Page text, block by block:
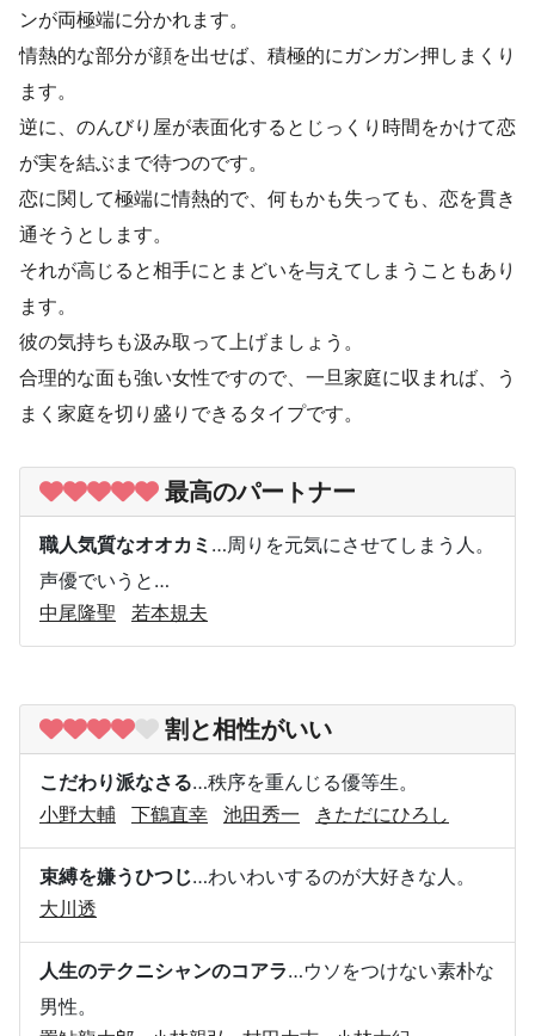
ンが両極端に分かれます。
情熱的な部分が顔を出せば、積極的にガンガン押しまくり
ます。
逆に、のんびり屋が表面化するとじっくり時間をかけて恋
が実を結ぶまで待つのです。
恋に関して極端に情熱的で、何もかも失っても、恋を貫き
通そうとします。
それが高じると相手にとまどいを与えてしまうこともあり
ます。
彼の気持ちも汲み取って上げましょう。
合理的な面も強い女性ですので、一旦家庭に収まれば、う
まく家庭を切り盛りできるタイプです。
最高のパートナー
職人気質なオオカミ …周りを元気にさせてしまう人。
声優でいうと…
中尾隆聖
若本規夫
割と相性がいい
こだわり派なさる…秩序を重んじる優等生。
小野大輔
下鶴直幸 池田秀一 きただにひろし
束縛を嫌うひつじ…わいわいするのが大好きな人。
大川透
人生のテクニシャンのコアラ…ウソをつけない素朴な
男性。